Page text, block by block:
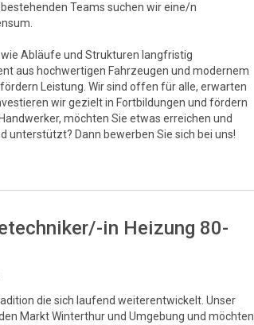
Teams suchen wir eine/n
Abläufe und Strukturen langfristig
aus hochwertigen Fahrzeugen und modernem
Leistung. Wir sind offen für alle, erwarten
wir gezielt in Fortbildungen und fördern
möchten Sie etwas erreichen und
unterstützt? Dann bewerben Sie sich bei uns!
in Heizung 80-
die sich laufend weiterentwickelt. Unser
Markt Winterthur und Umgebung und möchten